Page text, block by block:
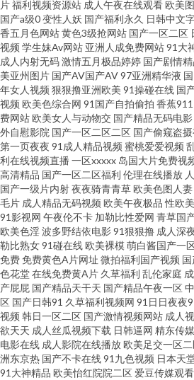
黄色 日本精品一卡二卡 亚洲欧美日韩另类 91
级网址 黑丝足交视频网站 伊人干大香蕉 97资
韩国免费 人妻诱惑导航 午夜男女AV 91n在线网
京热15p 国产社区情侣 狠狠久久精品 精品东方
肏屄 日本AV在线直播 肏屄手机视频 国产精品
69 欧美孕妇性交 日本97色色 日韩三级第一页
中亚 超碰青青草在线 大香蕉福利 國產館中文
线 人人摸人人乐 色香焦尹人网 成人社区AV 国
一黑丝精品 在线91视频 91主播福利视频 精品
99国精品品 国产精品乱伦 成人av福利院 久热
色影院 午夜国产福利看片 红杏福利社 蜜桃深
片福利视频资源站 成人午夜在线观看欧美
国产a级0变性人妖 国产福利永久 日韩中文
香五月色网站黄色3级抢网站 国产一区二区
视频 学生妹Av网站 亚洲人成免费网站91大
成人内射无码激情五月极品婷婷 国产剧情
美亚州图片 国产AV国产AV97亚洲精华液
年女人视频 狠狠撸亚洲欧美 91操碰在线 国
视频 欧美色综合网 91国产自拍偷拍 香蕉911
费网站欧美女人与动物交 国产精品无码电影
外自慰影院 国产一区二区二区 国产偷窥盗
第一页夜夜 91成人精品视频 蜜桃爱爱视频
利在线视频直播 一区xxxxx 岛国大片免费视
高清精品 国产一区二区福利 伦理在线播放
国产一级片内射夜夜骑青青草欧美色图人妻
毛片 成人精品无码视频 欧美午夜极品 性欧
91影视网 午夜伦不卡 加勒比性爱网 青草国
欧美色淫波多野结依电影91狠狠撸 成人深
勒比熟女91碰在线欧美裸模萌白酱国产一
免费免费黄色A片网址 微拍福利国产视频
色花堂在线免费黄A片 久草福利 乱伦家庭
产屁屁 国产精品天干天 国产精品午夜一区
区 国产日韩91 久草福利视频网 91日日夜夜
视频 韩日一区二区 国产激情视频网站 成人
欲天天 成人丝瓜视频下载 日韩逼网 精东传
电影在线 成人影院在线播放欧美足交一区
洲东京热 国产不卡在线91九色视频 日本天
91大神精品 欧美怡红院院二区 爱豆传媒观